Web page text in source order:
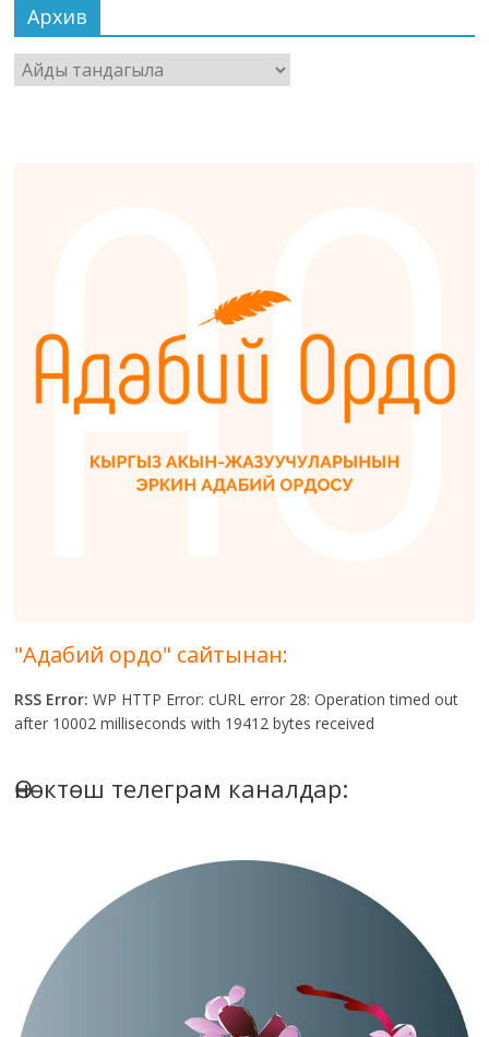
Архив
Архив
"Адабий ордо" сайтынан:
RSS Error: WP HTTP Error: cURL error 28: Operation timed out
after 10002 milliseconds with 19412 bytes received
Өнөктөш телеграм каналдар: